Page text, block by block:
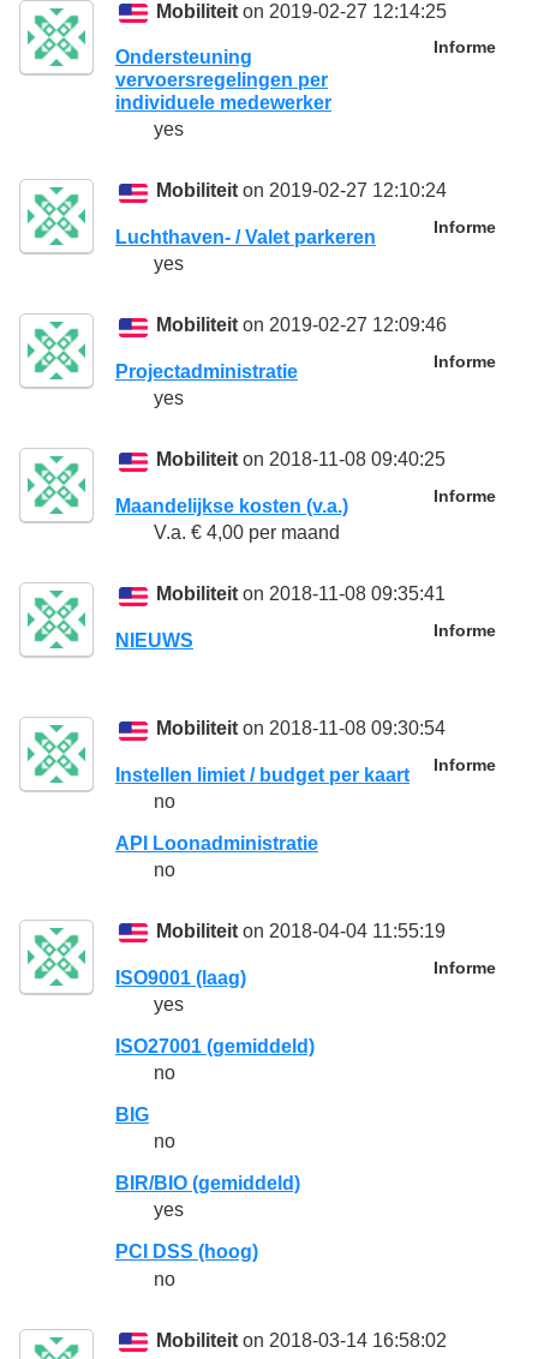
Mobiliteit on 2019-02-27 12:14:25
Informe
Ondersteuning
vervoersregelingen per
individuele medewerker
yes
Mobiliteit on 2019-02-27 12:10:24
Informe
Luchthaven- / Valet parkeren
yes
Mobiliteit on 2019-02-27 12:09:46
Informe
Projectadministratie
yes
Mobiliteit on 2018-11-08 09:40:25
Informe
Maandelijkse kosten (v.a.)
V.a. € 4,00 per maand
Mobiliteit on 2018-11-08 09:35:41
Informe
NIEUWS
Mobiliteit on 2018-11-08 09:30:54
Informe
Instellen limiet / budget per kaart
no
API Loonadministratie
no
Mobiliteit on 2018-04-04 11:55:19
Informe
ISO9001 (laag)
yes
ISO27001 (gemiddeld)
no
BIG
no
BIR/BIO (gemiddeld)
yes
PCI DSS (hoog)
no
Mobiliteit on 2018-03-14 16:58:02